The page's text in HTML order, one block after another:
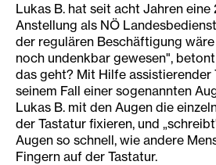
Lukas B. hat seit acht Jahren
Anstellung als NÖ
der regulären Beschäftigung
noch undenkbar gewesen",
das geht? Mit Hilfe assistierender
seinem Fall einer sogenannten
Lukas B. mit den Augen die
der Tastatur fixieren, und
Augen so schnell, wie andere
Fingern auf der Tastatur.